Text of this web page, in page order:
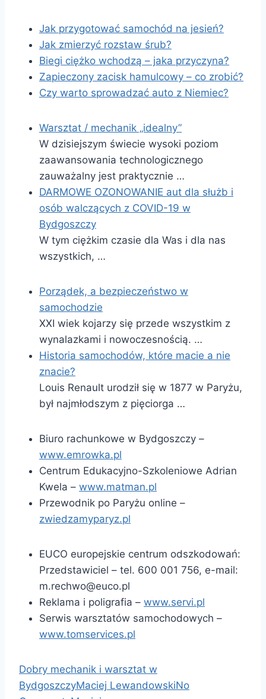
Jak przygotować samochód na jesień?
Jak zmierzyć rozstaw śrub?
Biegi ciężko wchodzą – jaka przyczyna?
Zapieczony zacisk hamulcowy – co zrobić?
Czy warto sprowadzać auto z Niemiec?
Warsztat / mechanik „idealny”
W dzisiejszym świecie wysoki poziom
zaawansowania technologicznego
zauważalny jest praktycznie …
DARMOWE OZONOWANIE aut dla służb i
osób walczących z COVID-19 w
Bydgoszczy
W tym ciężkim czasie dla Was i dla nas
wszystkich, …
Porządek, a bezpieczeństwo w
samochodzie
XXI wiek kojarzy się przede wszystkim z
wynalazkami i nowoczesnością. …
Historia samochodów, które macie a nie
znacie?
Louis Renault urodził się w 1877 w Paryżu,
był najmłodszym z pięciorga …
Biuro rachunkowe w Bydgoszczy –
www.emrowka.pl
Centrum Edukacyjno-Szkoleniowe Adrian
Kwela – www.matman.pl
Przewodnik po Paryżu online –
zwiedzamyparyz.pl
EUCO europejskie centrum odszkodowań:
Przedstawiciel – tel. 600 001 756, e-mail:
m.rechwo@euco.pl
Reklama i poligrafia – www.servi.pl
Serwis warsztatów samochodowych –
www.tomservices.pl
Dobry mechanik i warsztat w
BydgoszczyMaciej LewandowskiNo